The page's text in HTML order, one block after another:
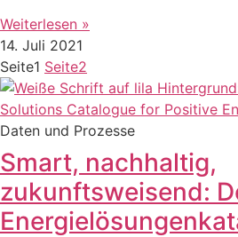
Weiterlesen »
14. Juli 2021
Seite1 Seite2
Daten und Prozesse
Smart, nachhaltig,
zukunftsweisend: